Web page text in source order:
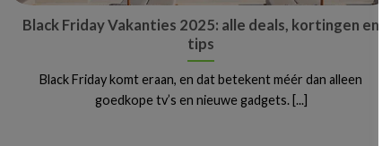
Black Friday Vakanties 2025: alle deals, kortingen en
tips
Black Friday komt eraan, en dat betekent méér dan alleen
goedkope tv’s en nieuwe gadgets. [...]